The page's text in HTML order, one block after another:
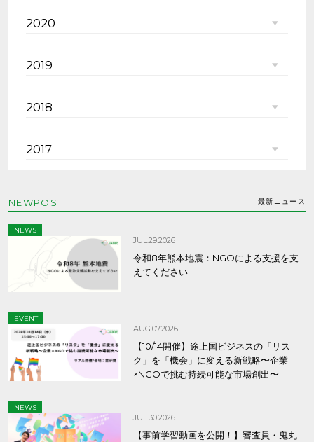
2020
2019
2018
2017
NEWPOST 最新ニュース
NEWS
JUL.29.2026
令和8年熊本地震：NGOによる支援を支
えてください
EVENT
AUG.07.2026
【10/14開催】途上国ビジネスの「リス
ク」を「機会」に変える新戦略〜企業
×NGOで挑む持続可能な市場創出〜
NEWS
JUL.30.2026
【事前学習動画を公開！】審査員・鬼丸